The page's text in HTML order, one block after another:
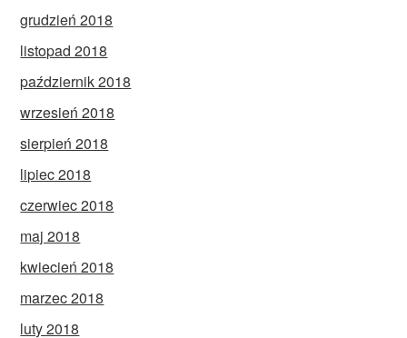
grudzień 2018
listopad 2018
październik 2018
wrzesień 2018
sierpień 2018
lipiec 2018
czerwiec 2018
maj 2018
kwiecień 2018
marzec 2018
luty 2018